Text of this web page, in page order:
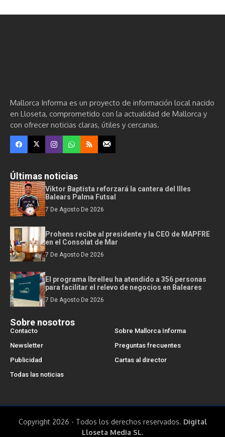
Mallorca Informa es un proyecto de información local nacido
en Lloseta, comprometido con la actualidad de Mallorca y
con ofrecer noticias claras, útiles y cercanas.
Últimas noticias
Viktor Baptista reforzará la cantera del Illes
Balears Palma Futsal
7 De Agosto De 2026
Prohens recibe al presidente y la CEO de MAPFRE
en el Consolat de Mar
7 De Agosto De 2026
El programa Ibrelleu ha atendido a 356 personas
para facilitar el relevo de negocios en Baleares
7 De Agosto De 2026
Sobre nosotros
Contacto
Sobre Mallorca Informa
Newsletter
Preguntas frecuentes
Publicidad
Cartas al director
Todas las noticias
Copyright 2026 - Todos los derechos reservados. Digital
Lloseta Media SL.